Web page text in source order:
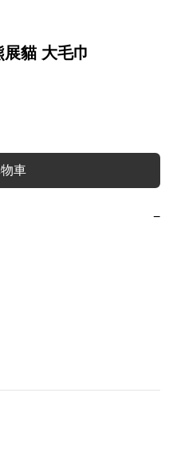
貓 大毛巾
車
−